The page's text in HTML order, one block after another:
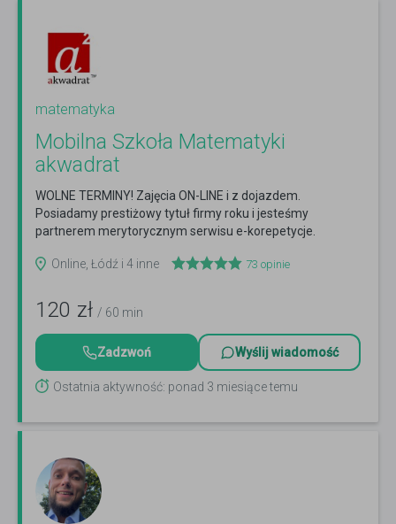
matematyka
Mobilna Szkoła Matematyki
akwadrat
WOLNE TERMINY! Zajęcia ON-LINE i z dojazdem.
Posiadamy prestiżowy tytuł firmy roku i jesteśmy
partnerem merytorycznym serwisu e-korepetycje.
Online, Łódź i 4 inne
73 opinie
120 zł / 60 min
Zadzwoń Wyślij wiadomość
Ostatnia aktywność: ponad 3 miesiące temu